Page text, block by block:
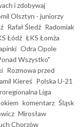
i zdobywaj
Olsztyn - juniorzy
Rafał Śledź Radomiak
Łódź ŁKS Łomża
Odra Opole
Wszystko"
Rozmowa przed
Kiereś Polska U-21
Liga
komentarz Śląsk
Mirosław
Chorzów